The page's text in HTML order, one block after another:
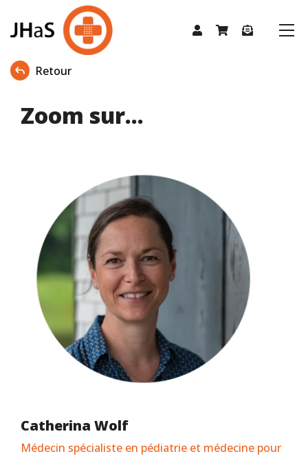
Retour
Zoom sur...
Catherina Wolf
Médecin spécialiste en pédiatrie et médecine pour